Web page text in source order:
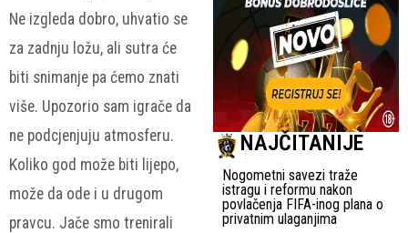
Ne izgleda dobro, uhvatio se
za zadnju ložu, ali sutra će
biti snimanje pa ćemo znati
više. Upozorio sam igrače da
ne podcjenjuju atmosferu.
Koliko god može biti lijepo,
može da ode i u drugom
pravcu. Jače smo trenirali
NAJČITANIJE
Nogometni savezi traže
istragu i reformu nakon
povlačenja FIFA-inog plana o
privatnim ulaganjima